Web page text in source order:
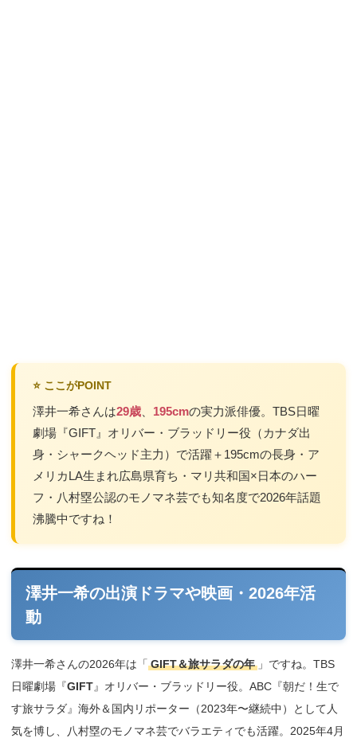
⭐ ここがPOINT
澤井一希さんは29歳 195cmの実力派俳優。TBS日曜
劇場『GIFT』オリバー・ブラッドリー役（カナダ出
身・シャークヘッド主力）で活躍＋195cmの長身・ア
メリカLA生まれ広島県育ち・マリ共和国×日本のハー
フ・八村塁公認のモノマネ芸でも知名度で2026年話題
沸騰中ですね！
澤井一希の出演ドラマや映画・2026年活
動
澤井一希さんの2026年は「GIFT＆旅サラダの年 」ですね。TBS
日曜劇場『GIFT』オリバー・ブラッドリー役。ABC『朝だ！生で
す旅サラダ』海外＆国内リポーター（2023年〜継続中）として人
気を博し、八村塁のモノマネ芸でバラエティでも活躍。2025年4月